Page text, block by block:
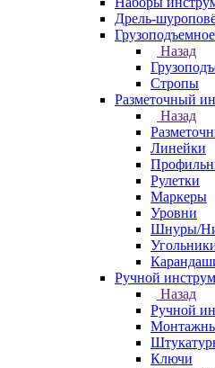
Дрель-
Назад
Стропы
Разметочный
Назад
Линейки
Рулетки
Маркеры
Уровни
Шнуры/
Ручной
Назад
Ручной
Ключи